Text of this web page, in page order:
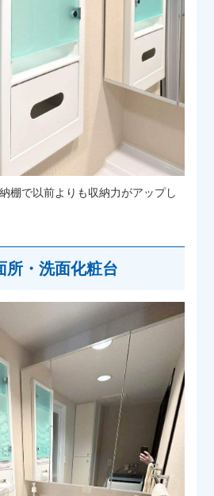
棚で以前よりも収納力がアップし
所・洗面化粧台